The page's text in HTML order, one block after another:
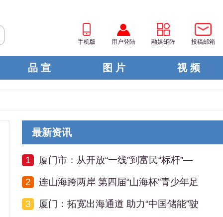
手机版 用户登陆 融媒矩阵 投稿邮箱
品 宣 图 片 视 频
最新资讯
1 厦门市：从开放“一线”到富民“标杆”—
2 连山海跨两岸 第四届“山海杯”青少年足
3 厦门：拓宽出海通道 助力“中国储能”驶